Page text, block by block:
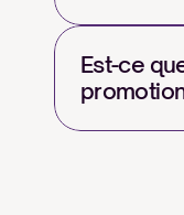
Est-ce